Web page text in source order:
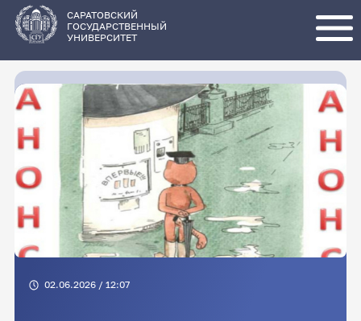
основному
содержанию
САРАТОВСКИЙ
ГОСУДАРСТВЕННЫЙ
УНИВЕРСИТЕТ
02.06.2026 / 12:07